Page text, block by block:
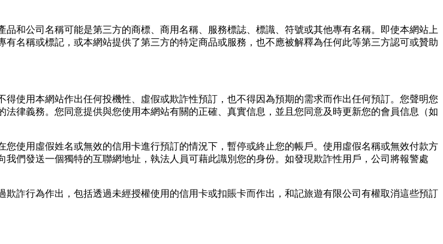
和公司名稱可能是第三⽅的商標、商⽤名稱、服務標誌、標識、符號或其他專有名稱。即使本網站上
名稱或標記，或本網站提供了第三⽅的特定商品或服務，也不應被解釋為任何此等第三⽅認可或贊助
使⽤本網站作出任何投機性、虛假或欺詐性預訂，也不得因為預期的需求⽽作出任何預訂。您聲明您
律義務。您同意提供與您使⽤本網站有關的正確、真實信息，並且您同意及時更新您的會員信息（如
使⽤虛假姓名或無效的信⽤卡進⾏預訂的情況下，暫停或終⽌您的帳⼾。使⽤虛假名稱或無效付款⽅
們發送⼀個獨特的互聯網地址，執法⼈員可藉此識別您的⾝份。如發現欺詐性⽤⼾，公司將報警處
詐⾏為作出，包括透過未經授權使⽤的信⽤卡或扣賬卡⽽作出，和記旅遊有限公司有權取消這些預訂